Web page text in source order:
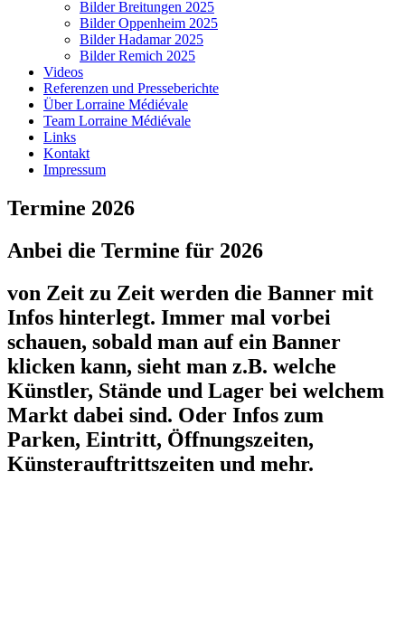
Bilder Breitungen 2025
Bilder Oppenheim 2025
Bilder Hadamar 2025
Bilder Remich 2025
Videos
Referenzen und Presseberichte
Über Lorraine Médiévale
Team Lorraine Médiévale
Links
Kontakt
Impressum
Termine 2026
Anbei die Termine für 2026
von Zeit zu Zeit werden die Banner mit
Infos hinterlegt. Immer mal vorbei
schauen, sobald man auf ein Banner
klicken kann, sieht man z.B. welche
Künstler, Stände und Lager bei welchem
Markt dabei sind. Oder Infos zum
Parken, Eintritt, Öffnungszeiten,
Künsterauftrittszeiten und mehr.